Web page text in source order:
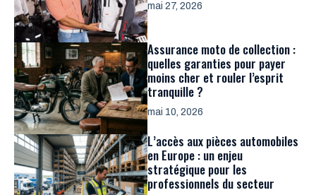
mai 27, 2026
Assurance moto de collection :
quelles garanties pour payer
moins cher et rouler l’esprit
tranquille ?
mai 10, 2026
L’accès aux pièces automobiles
en Europe : un enjeu
stratégique pour les
professionnels du secteur